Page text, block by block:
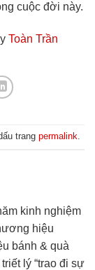
cuộc đời này.
Toàn Trần
trang permalink.
kinh nghiệm
hiệu
bánh & quà
lý “trao đi sự